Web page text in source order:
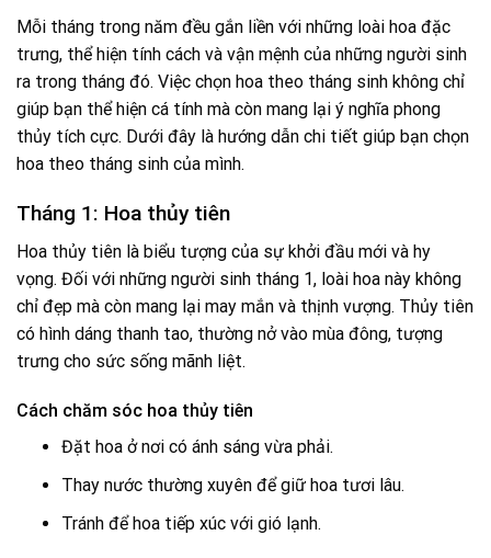
Mỗi tháng trong năm đều gắn liền với những loài hoa đặc
trưng, thể hiện tính cách và vận mệnh của những người sinh
ra trong tháng đó. Việc chọn hoa theo tháng sinh không chỉ
giúp bạn thể hiện cá tính mà còn mang lại ý nghĩa phong
thủy tích cực. Dưới đây là hướng dẫn chi tiết giúp bạn chọn
hoa theo tháng sinh của mình.
Tháng 1: Hoa thủy tiên
Hoa thủy tiên là biểu tượng của sự khởi đầu mới và hy
vọng. Đối với những người sinh tháng 1, loài hoa này không
chỉ đẹp mà còn mang lại may mắn và thịnh vượng. Thủy tiên
có hình dáng thanh tao, thường nở vào mùa đông, tượng
trưng cho sức sống mãnh liệt.
Cách chăm sóc hoa thủy tiên
Đặt hoa ở nơi có ánh sáng vừa phải.
Thay nước thường xuyên để giữ hoa tươi lâu.
Tránh để hoa tiếp xúc với gió lạnh.